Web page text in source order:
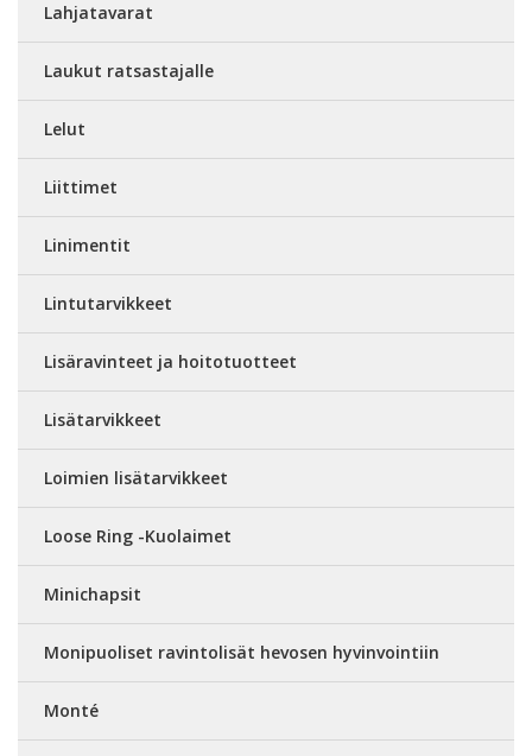
Lahjatavarat
Laukut ratsastajalle
Lelut
Liittimet
Linimentit
Lintutarvikkeet
Lisäravinteet ja hoitotuotteet
Lisätarvikkeet
Loimien lisätarvikkeet
Loose Ring -Kuolaimet
Minichapsit
Monipuoliset ravintolisät hevosen hyvinvointiin
Monté